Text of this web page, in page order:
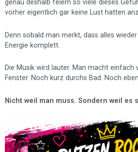
genau deshalb feiern so viele dieses
vorher eigentlich gar keine Lust hatten
Denn sobald man merkt, dass alles
Energie komplett.
Die Musik wird lauter. Man macht einfach
Fenster. Noch kurz durchs Bad. Noch
Nicht weil man muss. Sondern weil es